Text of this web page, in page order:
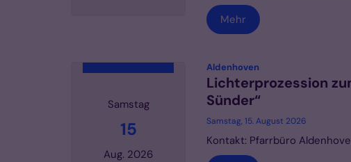
Mehr
Samstag
15
Aug. 2026
Aldenhoven
Lichterprozession
Sünder“
Samstag, 15. August 2026
Kontakt: Pfarrbüro